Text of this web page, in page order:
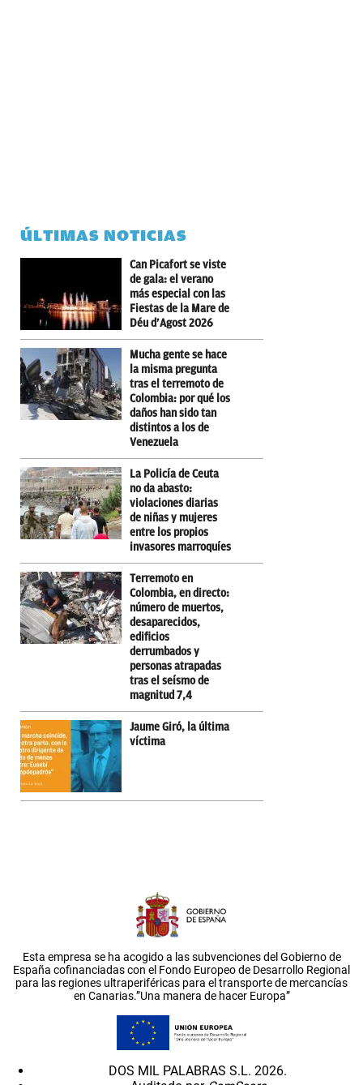
ÚLTIMAS NOTICIAS
Can Picafort se viste
de gala: el verano
más especial con las
Fiestas de la Mare de
Déu d’Agost 2026
Mucha gente se hace
la misma pregunta
tras el terremoto de
Colombia: por qué los
daños han sido tan
distintos a los de
Venezuela
La Policía de Ceuta
no da abasto:
violaciones diarias
de niñas y mujeres
entre los propios
invasores marroquíes
Terremoto en
Colombia, en directo:
número de muertos,
desaparecidos,
edificios
derrumbados y
personas atrapadas
tras el seísmo de
magnitud 7,4
Jaume Giró, la última
víctima
Esta empresa se ha acogido a las subvenciones del Gobierno de
España cofinanciadas con el Fondo Europeo de Desarrollo Regional
para las regiones ultraperiféricas para el transporte de mercancías
en Canarias.”Una manera de hacer Europa”
DOS MIL PALABRAS S.L. 2026.